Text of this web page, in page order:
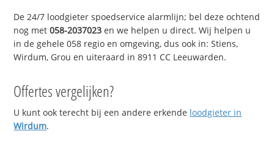
De 24/7 loodgieter spoedservice alarmlijn; bel deze ochtend
nog met058-2037023 en we helpen u direct. Wij helpen u
in de gehele 058 regio en omgeving, dus ook in: Stiens,
Wirdum, Grou en uiteraard in 8911 CC Leeuwarden.
Offertes vergelijken?
U kunt ook terecht bij een andere erkende loodgieter in
Wirdum.